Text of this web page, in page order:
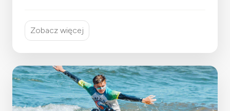
Zobacz więcej